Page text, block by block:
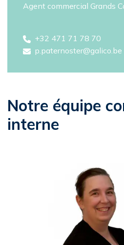
Agent commercial Grands
+32 471 71 78 70
p.paternoster@galico.be
Notre équipe
interne